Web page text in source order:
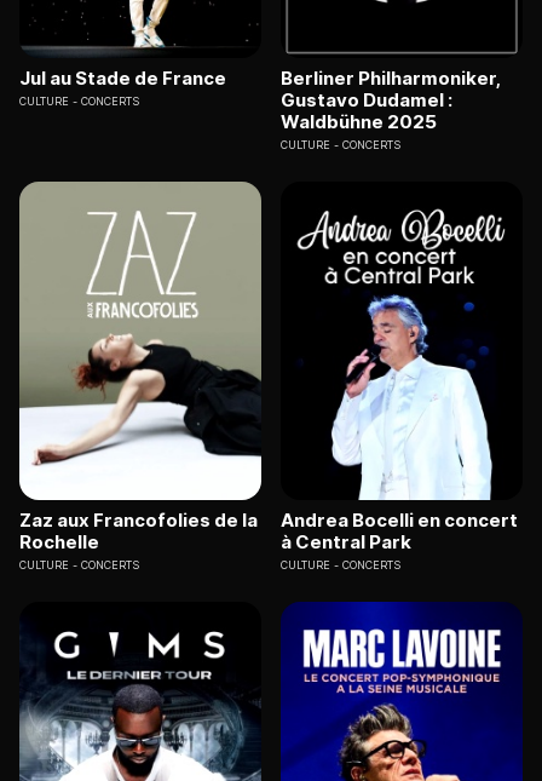
Jul au Stade de France
CULTURE CONCERTS
Berliner Philharmoniker,
Gustavo Dudamel :
Waldbühne 2025
CULTURE CONCERTS
Zaz aux Francofolies de la
Rochelle
CULTURE CONCERTS
Andrea Bocelli en concert
à Central Park
CULTURE CONCERTS